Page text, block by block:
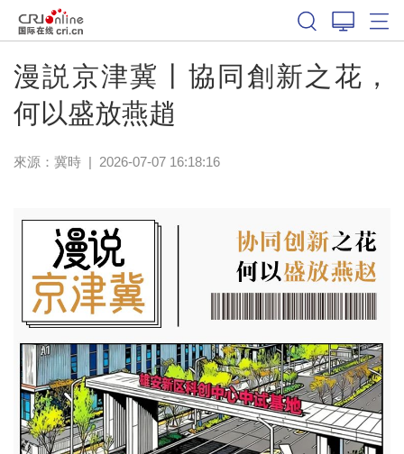
漫説京津冀丨協同創新之花，
何以盛放燕趙
來源： 冀時| 2026-07-07 16:18:16